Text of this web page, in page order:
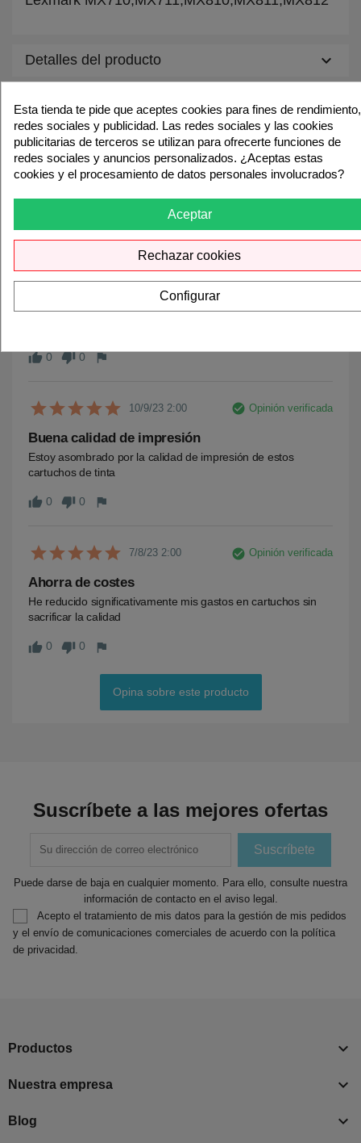
Detalles del producto keyboard_arrow_down
5.0
3 Comentarios
14/11/23 1:00 check_circle
Excelente relación calidad-precio
No puedo creer lo bien que funcionan estos cartuchos por el
thumb_up 0 thumb_down 0 flag
10/9/23 2:00 check_circle Opinión verificada
Buena calidad de impresión
Estoy asombrado por la calidad de impresión de estos
cartuchos de tinta
thumb_up 0 thumb_down 0 flag
7/8/23 2:00 check_circle Opinión verificada
Ahorra de costes
He reducido significativamente mis gastos en cartuchos sin
sacrificar la calidad
thumb_up 0 thumb_down 0 flag
Opina sobre este producto
Suscríbete a las mejores ofertas
Puede darse de baja en cualquier momento. Para ello, consulte nuestra
información de contacto en el aviso legal.
Acepto el tratamiento de mis datos para la gestión de mis pedidos
y el envío de comunicaciones comerciales de acuerdo con la política
de privacidad.
Productos 
Nuestra empresa 
Blog 
Esta tienda te pide que aceptes cookies para fines de rendimiento,
redes sociales y publicidad. Las redes sociales y las cookies
publicitarias de terceros se utilizan para ofrecerte funciones de
redes sociales y anuncios personalizados. ¿Aceptas estas
cookies y el procesamiento de datos personales involucrados?
Aceptar
Rechazar cookies
Configurar